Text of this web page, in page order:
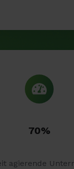
70%
agierende